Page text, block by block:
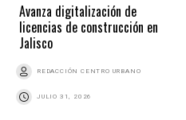
Avanza digitalización de
licencias de construcción en
Jalisco
REDACCIÓN CENTRO URBANO
JULIO 31, 2026